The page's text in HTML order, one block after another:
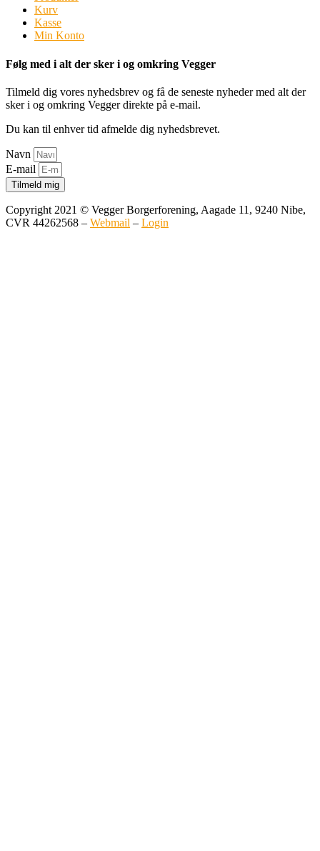
Kurv
Kasse
Min Konto
Følg med i alt der sker i og omkring Vegger
Tilmeld dig vores nyhedsbrev og få de seneste nyheder med alt der
sker i og omkring Vegger direkte på e-mail.
Du kan til enhver tid afmelde dig nyhedsbrevet.
Navn
E-mail
Tilmeld mig
Copyright 2021 © Vegger Borgerforening, Aagade 11, 9240 Nibe,
CVR 44262568 – Webmail – Login